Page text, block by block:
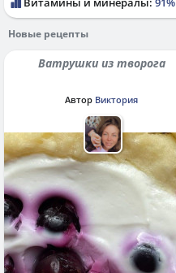
Новые рецепты
Ватрушки из творога
Автор Виктория